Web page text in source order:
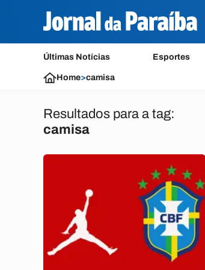
Últimas Notícias Esportes
Home>camisa
Resultados para a tag:
camisa